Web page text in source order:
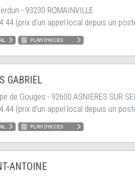
- 93230 ROMAINVILLE
44 (prix d’un appel local depuis un
GABRIEL
de Gouges - 92600 ASNIERES SUR
44 (prix d’un appel local depuis un
ANTOINE